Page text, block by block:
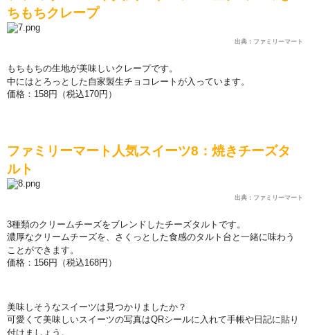
ちもちクレープ
出典：ファミリーマート
もちもちの生地が美味しいクレープです。
中にはとろっとした自家製生チョコレー トが入っています。
価格： 158円（税込170円）
ファミリ ーマー ト人気スイーツ8 ： 焼きチーズタ
ルト
出典：ファミリーマート
3種類のクリ ームチーズをブレンドしたチーズタルトです。
濃厚なクリ ームチーズを、さくっとした食感のタルト台と一緒に味わう
ことができます。
価格： 156円（税込168円）
美味しそうなスイ ーツは見つかりましたか？
可愛くて美味しいスイ ーツの写真はQRシールに入れて手帳や日記に貼り
付けましょう。